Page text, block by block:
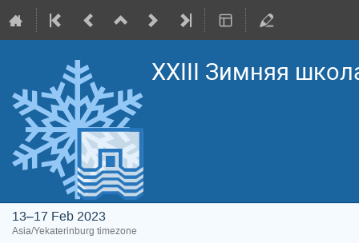
XXIII Зимняя
13–17 Feb 2023
Asia/Yekaterinburg timezone